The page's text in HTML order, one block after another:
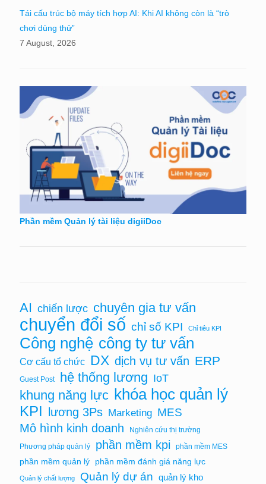
Tái cấu trúc bộ máy tích hợp AI: Khi AI không còn là “trò
chơi dùng thử”
7 August, 2026
Phần mềm Quản lý tài liệu digiiDoc
AI chiến lược chuyên gia tư vấn
chuyển đổi số chỉ số KPI Chỉ tiêu KPI
Công nghệ công ty tư vấn
Cơ cấu tổ chức DX dịch vụ tư vấn ERP
Guest Post hệ thống lương IoT
khung năng lực khóa học quản lý
KPI lương 3Ps Marketing MES
Mô hình kinh doanh
Nghiên cứu thị trường
Phương pháp quản lý
phần mềm kpi phần mềm MES
phần mềm quản lý phần mềm đánh giá năng lực
Quản lý chất lượng Quản lý dự án quản lý kho